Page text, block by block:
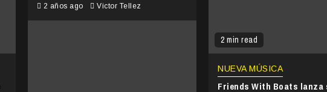
2 años ago Victor Tellez
2 min read
NUEVA MÚSICA
Friends With Boats lanza